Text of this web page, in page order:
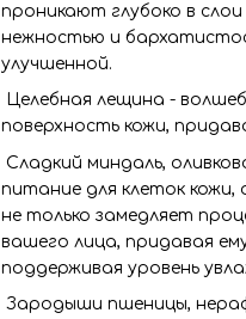
проникают глубоко в
нежностью и
улучшенной.
Целебная лещина -
поверхность кожи,
Сладкий миндаль,
питание для клеток
не только замедляет
вашего лица, придавая
поддерживая уровень
Зародыши пшеницы,